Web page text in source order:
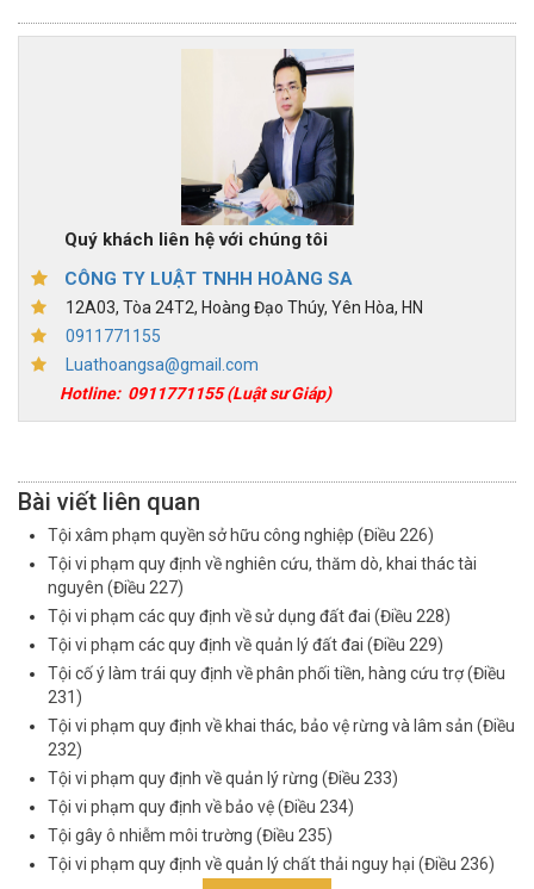
Quý khách liên hệ với chúng tôi
CÔNG TY LUẬT TNHH HOÀNG SA
12A03, Tòa 24T2, Hoàng Đạo Thúy, Yên Hòa, HN
0911771155
Luathoangsa@gmail.com
Hotline: 0911771155(Luật sư Giáp)
Bài viết liên quan
Tội xâm phạm quyền sở hữu công nghiệp (Điều 226)
Tội vi phạm quy định về nghiên cứu, thăm dò, khai thác tài
nguyên (Điều 227)
Tội vi phạm các quy định về sử dụng đất đai (Điều 228)
Tội vi phạm các quy định về quản lý đất đai (Điều 229)
Tội cố ý làm trái quy định về phân phối tiền, hàng cứu trợ (Điều
231)
Tội vi phạm quy định về khai thác, bảo vệ rừng và lâm sản (Điều
232)
Tội vi phạm quy định về quản lý rừng (Điều 233)
Tội vi phạm quy định về bảo vệ (Điều 234)
Tội gây ô nhiễm môi trường (Điều 235)
Tội vi phạm quy định về quản lý chất thải nguy hại (Điều 236)